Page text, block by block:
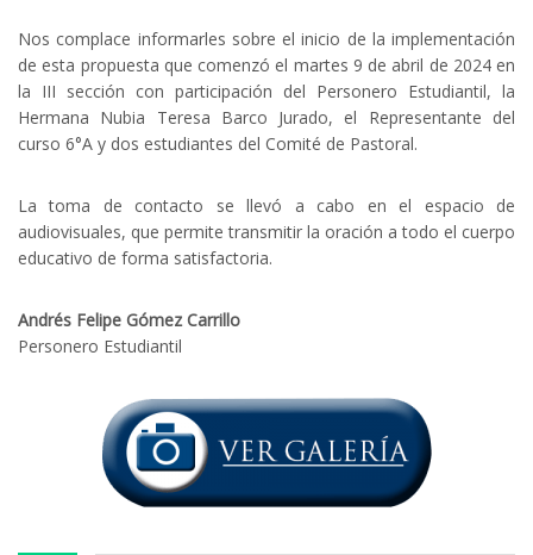
Nos complace informarles sobre el inicio de la implementación
de esta propuesta que comenzó el martes 9 de abril de 2024 en
la III sección con participación del Personero Estudiantil, la
Hermana Nubia Teresa Barco Jurado, el Representante del
curso 6°A y dos estudiantes del Comité de Pastoral.
La toma de contacto se llevó a cabo en el espacio de
audiovisuales, que permite transmitir la oración a todo el cuerpo
educativo de forma satisfactoria.
Andrés Felipe Gómez Carrillo
Personero Estudiantil